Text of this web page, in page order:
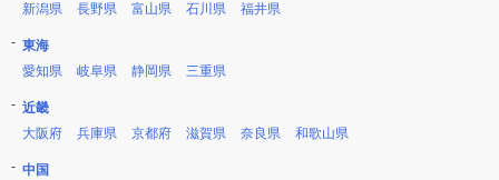
新潟県
長野県 富山県 石川県 福井県
東海
愛知県
岐阜県 静岡県 三重県
近畿
大阪府
兵庫県 京都府 滋賀県 奈良県 和歌山県
中国